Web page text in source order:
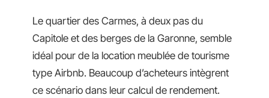
Le quartier des Carmes, à deux pas du
Capitole et des berges de la Garonne, semble
idéal pour de la location meublée de tourisme
type Airbnb. Beaucoup d’acheteurs intègrent
ce scénario dans leur calcul de rendement.